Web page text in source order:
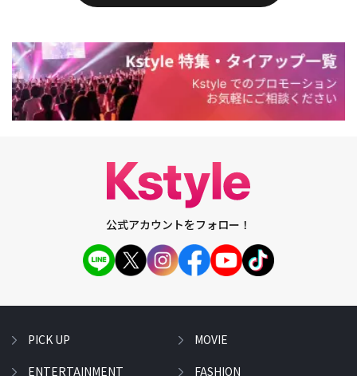
公式アカウントをフォロー！
PICK UP
ENTERTAINMENT
MOVIE
FASHION